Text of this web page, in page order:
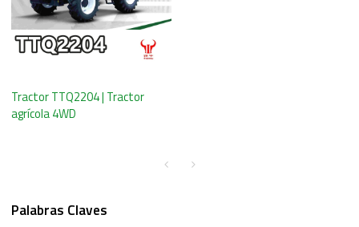
Tractor TTQ2204 | Tractor
agrícola 4WD
Palabras Claves